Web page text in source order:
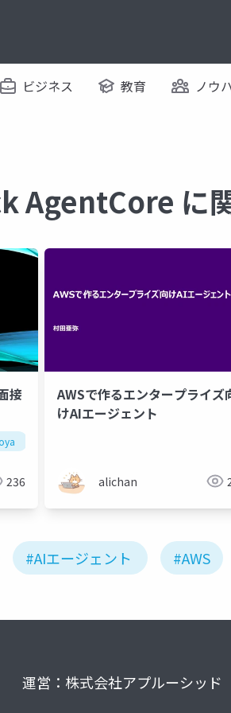
ビジネス 教育 ノウ
AgentCore に
接
236
AWSで作るエンタープライズ
けAIエージェント
alichan
#AIエージェント #AWS
運営：株式会社アプルーシッド